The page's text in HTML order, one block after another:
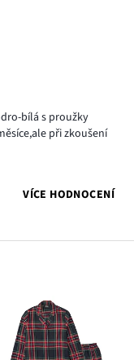
bílá s proužky
při zkoušení
VÍCE HODNOCENÍ